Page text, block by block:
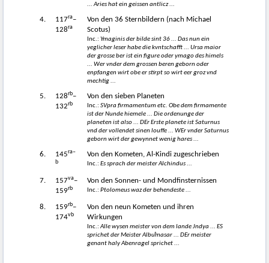
... Aries hat ein geissen antlicz ...
4. 117ra–
128ra
Von den 36 Sternbildern (nach Michael
Scotus)
Inc.: Ymaginis der bilde sint 36 ... Das nun ein
yeglicher leser habe die kvntschafft ... Ursa maior
der grosse ber ist ein figure oder ymago des himels
... Wer vnder dem grossen beren geborn oder
enpfangen wirt obe er stirpt so wirt eer groz vnd
mechtig ...
5. 128rb–
132rb
Von den sieben Planeten
Inc.: SVpra firmamentum etc. Obe dem firmamente
ist der Nunde hiemele ... Die ordenunge der
planeten ist also ... DEr Erste planete ist Saturnus
vnd der vollendet sinen louffe ... WEr vnder Saturnus
geborn wirt der gewynnet wenig hares ...
6. 145ra–
b
Von den Kometen, Al-Kindi zugeschrieben
Inc.: Es sprach der meister Alchindus ...
7. 157va–
159rb
Von den Sonnen- und Mondfinsternissen
Inc.: Ptolomeus waz der behendeste ...
8. 159rb–
174vb
Von den neun Kometen und ihren
Wirkungen
Inc.:Alle wysen meister von dem lande Jndya ... ES
sprichet der Meister Albuͦmasar ... DEr meister
genant haly Abenragel sprichet ...